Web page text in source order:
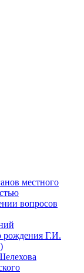
местного
вопросов
Г.И.